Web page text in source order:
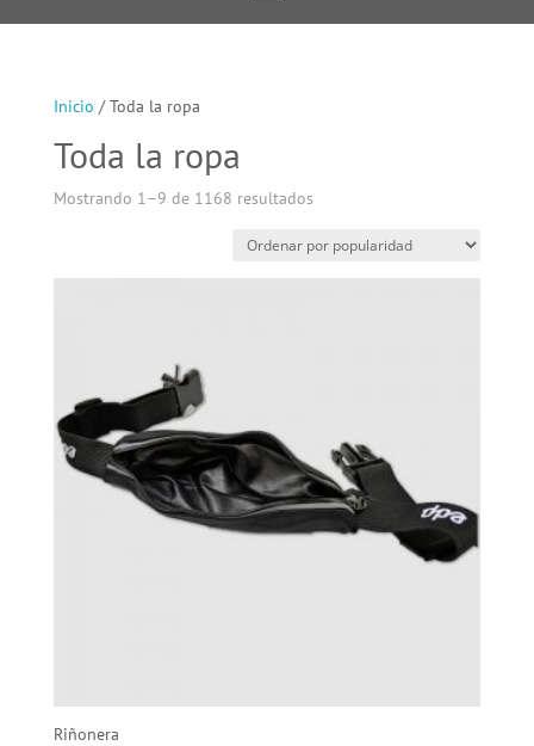
Inicio / Toda la ropa
Toda la ropa
Mostrando 1–9 de 1168 resultados
Riñonera